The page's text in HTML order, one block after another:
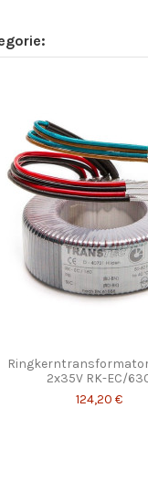
2x35V RK-EC/
124,20 €